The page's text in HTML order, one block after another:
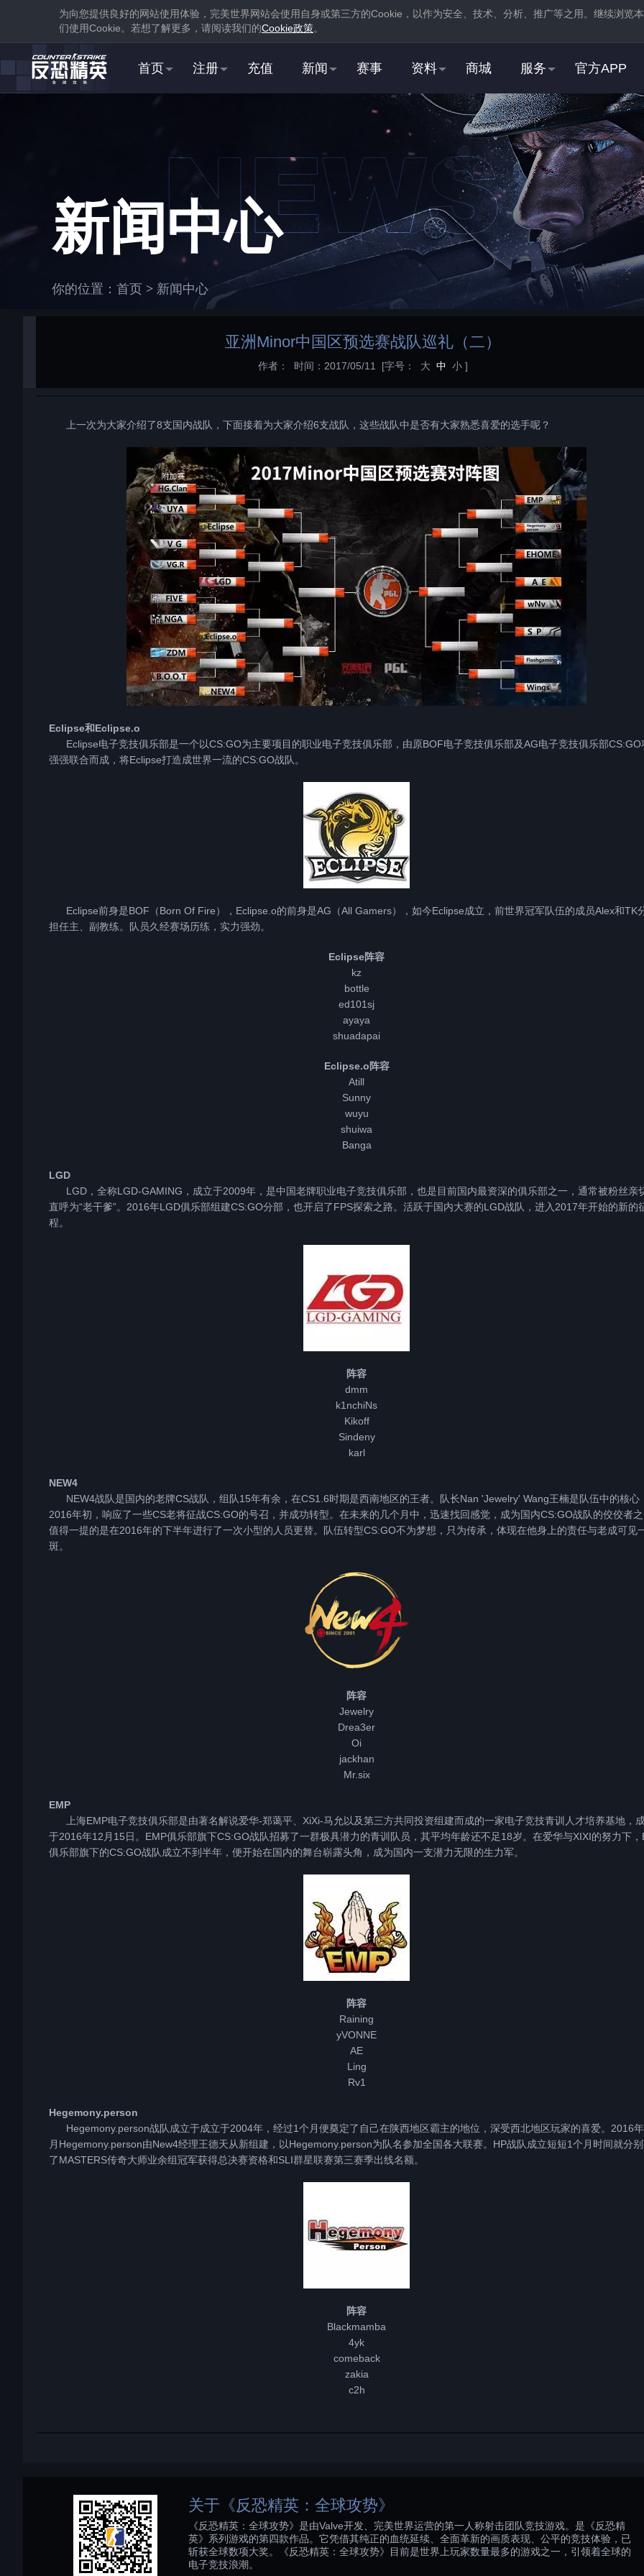
为向您提供良好的网站使用体验，完美世界网站会使用自身或第三方的Cookie ，以作为安全、技术、分析、推广等之用。继续浏览
们使用Cookie。若想了解更多，请阅读我们的Cookie政策。
首页 注册 充值 新闻 赛事 资料 商城 服务 官方APP
新用户
注册 蒸汽平台账号
3
登录蒸汽平台，在商店页
中找到并下载反恐精英：全
STEAM用户
1
在游戏库中找到并 下载
2
属性
打开“
”选项卡
3
在“启动选项
-perfectworld”指令
新闻中心
你的位置： 首页 > 新闻中心
亚洲Minor中国区预选赛战队巡礼（二）
作者： 时间：2017/05/11 [字号： 大 中 小 ]
上一次为大家介绍了8支国内战队，下面接着为大家介绍6支战队，这些战队中是否有大家熟悉喜爱的选手呢？
Eclipse和Eclipse.o
Eclipse电子竞技俱乐部是一个以CS:GO为主要项目的职业电子竞技俱乐部，由原BOF电子竞技俱乐部及AG电子竞技俱乐部CS:GO
强强联合而成，将Eclipse打造成世界一流的CS:GO战队。
Eclipse前身是BOF（Born Of Fire），Eclipse.o的前身是AG（All Gamers），如今Eclipse成立，前世界冠军队伍的成员Alex和TK
担任主、副教练。队员久经赛场历练，实力强劲。
Eclipse阵容
kz
bottle
ed101sj
ayaya
shuadapai
Eclipse.o阵容
Atill
Sunny
wuyu
shuiwa
Banga
LGD
LGD，全称LGD-GAMING，成立于2009年，是中国老牌职业电子竞技俱乐部，也是目前国内最资深的俱乐部之一，通常被粉丝亲
直呼为“老干爹”。2016年LGD俱乐部组建CS:GO分部，也开启了FPS探索之路。活跃于国内大赛的LGD战队，进入2017年开始的新的
程。
阵容
dmm
k1nchiNs
Kikoff
Sindeny
karl
NEW4
NEW4战队是国内的老牌CS战队，组队15年有余，在CS1.6时期是西南地区的王者。队长Nan 'Jewelry' Wang王楠是队伍中的核心
2016年初，响应了一些CS老将征战CS:GO的号召，并成功转型。在未来的几个月中，迅速找回感觉，成为国内CS:GO战队的佼佼者
值得一提的是在2016年的下半年进行了一次小型的人员更替。队伍转型CS:GO不为梦想，只为传承，体现在他身上的责任与老成可见
斑。
阵容
Jewelry
Drea3er
Oi
jackhan
Mr.six
EMP
上海EMP电子竞技俱乐部是由著名解说爱华-郑蔼平、XiXi-马允以及第三方共同投资组建而成的一家电子竞技青训人才培养基地，
于2016年12月15日。EMP俱乐部旗下CS:GO战队招募了一群极具潜力的青训队员，其平均年龄还不足18岁。在爱华与XIXI的努力下，
俱乐部旗下的CS:GO战队成立不到半年，便开始在国内的舞台崭露头角，成为国内一支潜力无限的生力军。
阵容
Raining
yVONNE
AE
Ling
Rv1
Hegemony.person
Hegemony.person战队成立于成立于2004年，经过1个月便奠定了自己在陕西地区霸主的地位，深受西北地区玩家的喜爱。2016
月Hegemony.person由New4经理王德天从新组建，以Hegemony.person为队名参加全国各大联赛。HP战队成立短短1个月时间就分
了MASTERS传奇大师业余组冠军获得总决赛资格和SLI群星联赛第三赛季出线名额。
阵容
Blackmamba
4yk
comeback
zakia
c2h
关于《反恐精英：全球攻势》
《反恐精英：全球攻势》是由Valve开发、完美世界运营的第一人称射击团队竞技游戏。是《反恐精
英》系列游戏的第四款作品。它凭借其纯正的血统延续、全面革新的画质表现、公平的竞技体验，已
斩获全球数项大奖。《反恐精英：全球攻势》目前是世界上玩家数量最多的游戏之一，引领着全球的
电子竞技浪潮。